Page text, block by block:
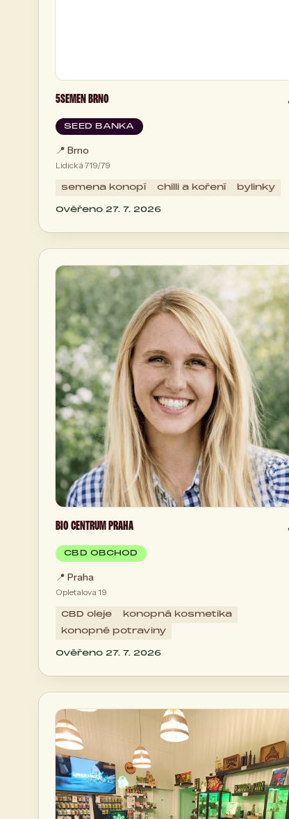
5SEMEN BRNO
SEED BANKA
📍 Brno
Lidická 719/79
semena konopí chilli a koření bylinky
Ověřeno 27. 7. 2026
BIO CENTRUM PRAHA
CBD OBCHOD
📍 Praha
Opletalova 19
CBD oleje
konopná kosmetika
konopné potraviny
Ověřeno 27. 7. 2026